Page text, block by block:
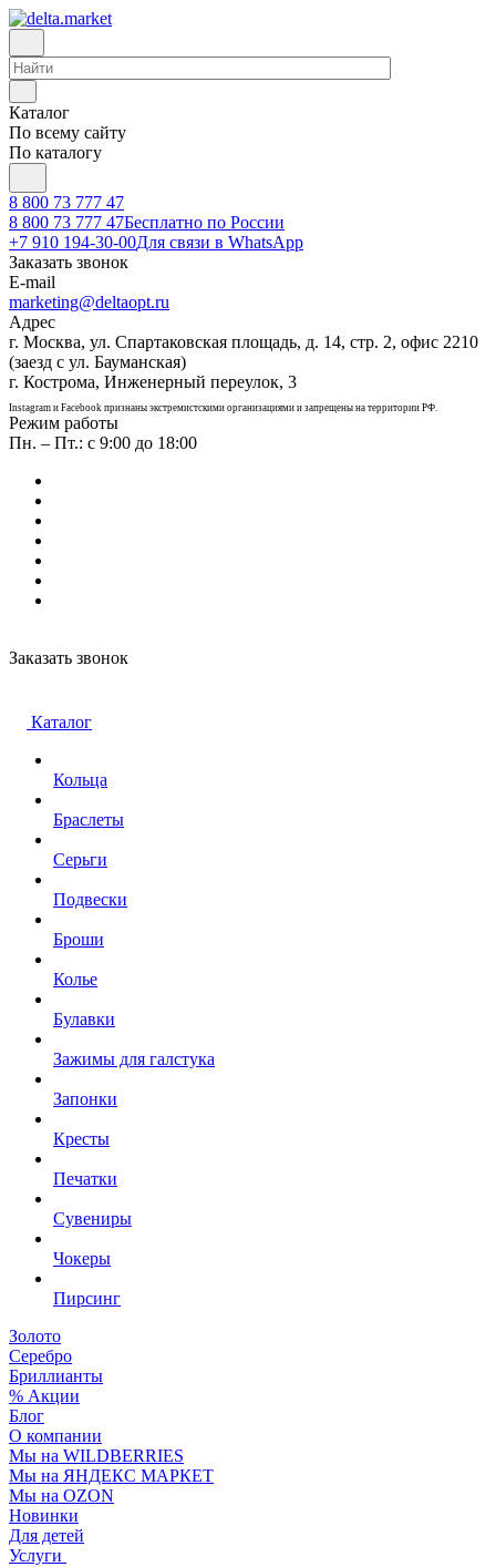
Каталог
По всему сайту
По каталогу
8 800 73 777 47
8 800 73 777 47Бесплатно по России
+7 910 194-30-00Для связи в WhatsApp
Заказать звонок
E-mail
marketing@deltaopt.ru
Адрес
г. Москва, ул. Спартаковская площадь, д. 14, стр. 2, офис 2210
(заезд с ул. Бауманская)
г. Кострома, Инженерный переулок, 3
Instagram и Facebook признаны экстремистскими организациями и запрещены на территории РФ.
Режим работы
Пн. – Пт.: с 9:00 до 18:00
Заказать звонок
Каталог
Кольца
Браслеты
Серьги
Подвески
Броши
Колье
Булавки
Зажимы для галстука
Запонки
Кресты
Печатки
Сувениры
Чокеры
Пирсинг
Золото
Серебро
Бриллианты
% Акции
Блог
О компании
Мы на WILDBERRIES
Мы на ЯНДЕКС МАРКЕТ
Мы на OZON
Новинки
Для детей
Услуги